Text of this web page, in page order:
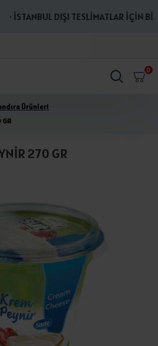
· İSTANBUL DIŞI TESLİMATLAR İÇİN
0
Ürünleri
GR
270 GR